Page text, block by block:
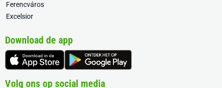
Ferencváros
Excelsior
Download de app
Volg ons op social media